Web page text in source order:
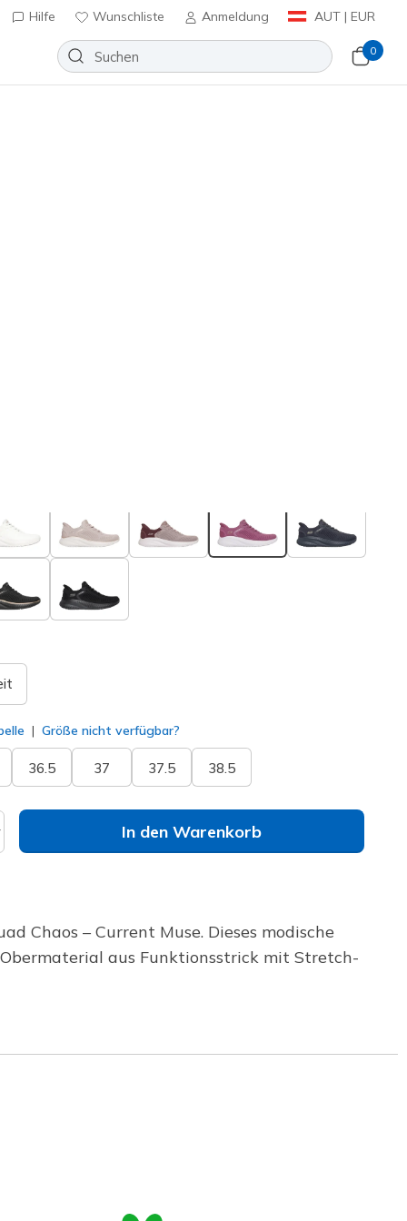
Hilfe Wunschliste Anmeldung AUT | EUR
0
ausgewählt
Größe nicht verfügbar?
36.5 37 37.5 38.5
In den Warenkorb
Chaos – Current Muse. Dieses modische
aus Funktionsstrick mit Stretch-